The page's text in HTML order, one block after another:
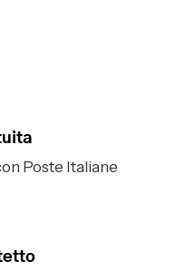
Poste Italiane